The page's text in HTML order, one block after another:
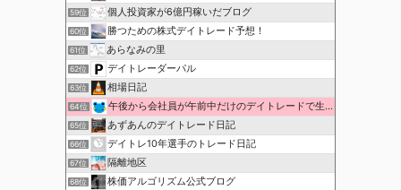
59位 個人投資家が6億円稼いだブログ
60位 勝つための株式デイトレード予想！
61位 あらなみの里
62位 デイトレーダーパル
63位 相場日記
64位 午後から会社員が午前中だけのデイトレードで生活費を稼ぐ！
65位 あずあんのデイトレード日記
66位 デイトレ10年選手のトレード日記
67位 隔離地区
68位 株価アルゴリズム公式ブログ